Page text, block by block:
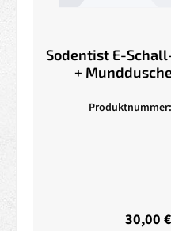
Sodentist E-
+
Produktnummer:
30,00 €